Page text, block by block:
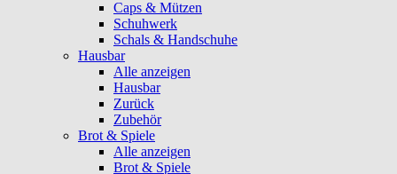
Caps & Mützen
Schuhwerk
Schals & Handschuhe
Hausbar
Alle anzeigen
Hausbar
Zurück
Zubehör
Brot & Spiele
Alle anzeigen
Brot & Spiele